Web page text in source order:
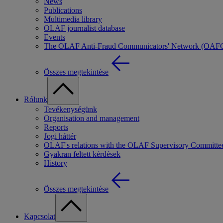
Publications
Multimedia library
OLAF journalist database
Events
The OLAF Anti-Fraud Communicators' Network
Összes megtekintése
Rólunk
Tevékenységünk
Organisation and management
Reports
Jogi háttér
OLAF's relations with the OLAF Supervisory
Gyakran feltett kérdések
History
Összes megtekintése
Kapcsolat